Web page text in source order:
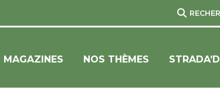
MAGAZINES NOS THÈMES